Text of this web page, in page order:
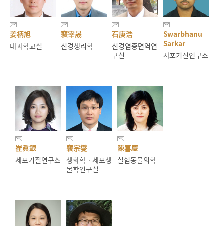
姜柄旭
내과학교실
裵宰晟
신경생리학
石庚浩
신경염증면역연
구실
Swarbhanu
Sarkar
세포기질연구소
崔眞銀
세포기질연구소
裵宗燮
생화학ㆍ세포생
물학연구실
陳喜慶
실험동물의학